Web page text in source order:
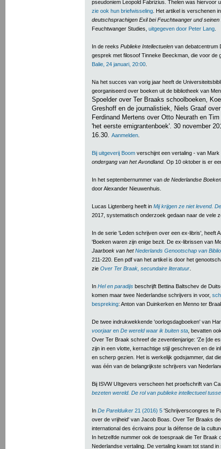
pseudoniem Leopold Fabrizius. Thelen was hiervoor
zie ook hun briefwisseling . Het artikel is verschenen
deutschsprachigen Exil bei Feuchtwanger und
Feuchtwanger Studies, uitgegeven door Peter Lang
In de reeks Publieke Intellectuelen van debatcentrum
gesprek met filosoof Tinneke Beeckman, die voor de
Balie, 24 januari, 20:00
Na het succes van vorig jaar heeft de
georganiseerd over boeken uit de bibliotheek van
Spoelder over Ter Braaks schoolboeken,
Greshoff en de journalistiek, Niels Graaf
Ferdinand Mertens over Otto Neurath en
'het eerste emigrantenboek'. 30 november
16.30. Aanmelden
Bij uitgeverij Boom verschijnt een vertaling - van
ondergang van het Avondland. Op 10 oktober is er
In het septembernummer van de Nederlandse
door Alexander Nieuwenhuis.
Lucas Ligtenberg heeft in Mij krijgen ze niet levend.
2017, systematisch onderzoek gedaan naar de vele
In de serie 'Leden schrijven over een ex-libris', heeft
'Boeken waren zijn enige bezit. De ex-librissen van
Jaarboek van hetNederlands Genootschap van
211-220. Een pdf van het artikel is door het
zie Over Ter Braak, secundaire literatuur.
In Hel en paradijs beschrijft Bettina Baltschev de
komen maar twee Nederlandse schrijvers in voor,
bespreking: Anton van Duinkerken en Menno ter
De twee indrukwekkende 'oorlogsdagboeken' van
voorjaar en De wereld waar ik buiten sta , bevatten
Over Ter Braak schreef de zeventienjarige: 'Ze [de
zijn in een vlotte, kernachtige stijl geschreven en de
en scherp gezien. Het is werkelijk godsjammer, dat
was één van de belangrijkste schrijvers van
Bij ISVW UItgevers verscheen het proefschrift van
bezeten wereld. De rol van publieke intellectueel
In De Parelduiker 21 (2016) 5 'Schrijverscongres te
over de vrijheid' van Jacob Boas. Over Ter Braaks
international des écrivains pour la défense de la
In hetzelfde nummer ook de toespraak die Ter Braak
Nederlandse vertaling. De vertaling kwam tot stand